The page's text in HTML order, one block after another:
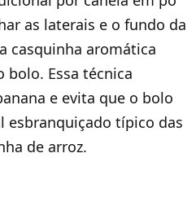
as laterais e o fundo da
casquinha aromática
Essa técnica
e evita que o bolo
esbranquiçado típico das
de arroz.